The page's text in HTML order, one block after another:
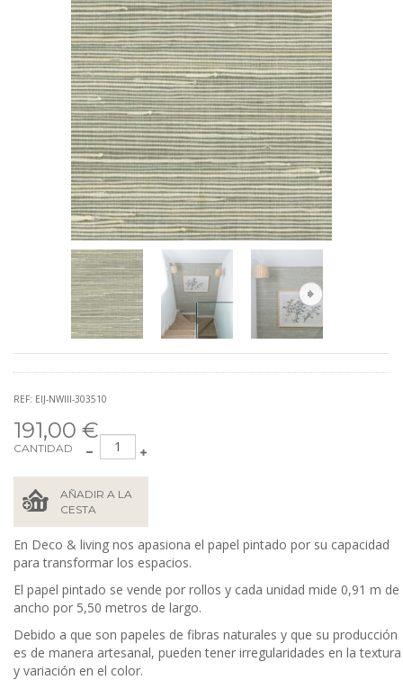
REF: EIJ-NWIII-303510
191,00 €
CANTIDAD
AÑADIR A LA
CESTA
En Deco & living nos apasiona el papel pintado por su capacidad
para transformar los espacios.
El papel pintado se vende por rollos y cada unidad mide 0,91 m de
ancho por 5,50 metros de largo.
Debido a que son papeles de fibras naturales y que su producción
es de manera artesanal, pueden tener irregularidades en la textura
y variación en el color.